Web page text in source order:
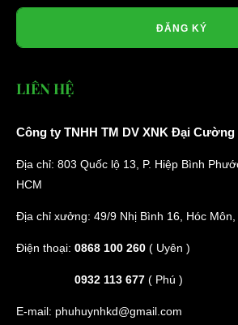
ĐĂNG KÝ
LIÊN HỆ
Công ty TNHH TM DV XNK Đại Cường
Địa chỉ: 803 Quốc lộ 13, P. Hiệp Bình
HCM
Địa chỉ xưởng: 49/9 Nhị Bình 16, Hóc Môn,
Điện thoại: 0868 100 260 ( Uyên )
0932 113 677 ( Phú )
E-mail: phuhuynhkd@gmail.com